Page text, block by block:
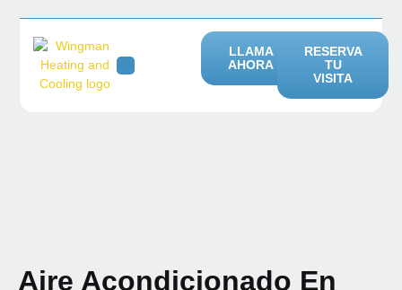
LLAMA
AHORA
RESERVA
TU
VISITA
Aire Acondicionado En